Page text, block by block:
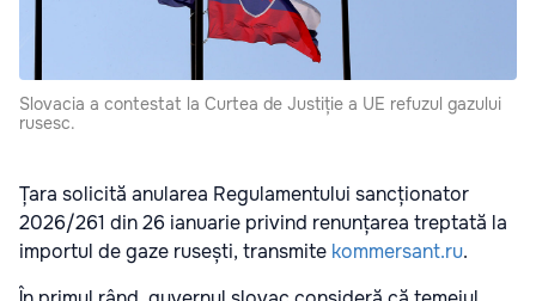
Slovacia a contestat la Curtea de Justiție a UE refuzul gazului
rusesc.
Țara solicită anularea Regulamentului sancționator
2026/261 din 26 ianuarie privind renunțarea treptată la
importul de gaze rusești, transmite kommersant.ru.